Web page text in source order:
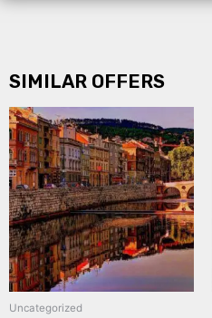
SIMILAR OFFERS
Uncategorized